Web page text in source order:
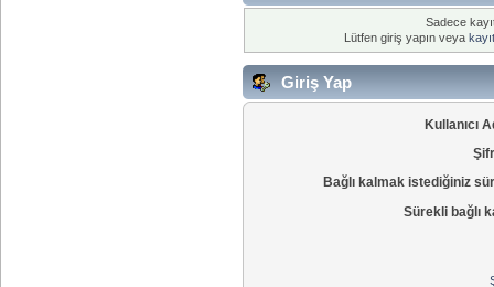
Sadece
Lütfen giriş yapın veya
Giriş Yap
Kullanıcı
Bağlı kalmak istediğiniz
Sürekli bağlı